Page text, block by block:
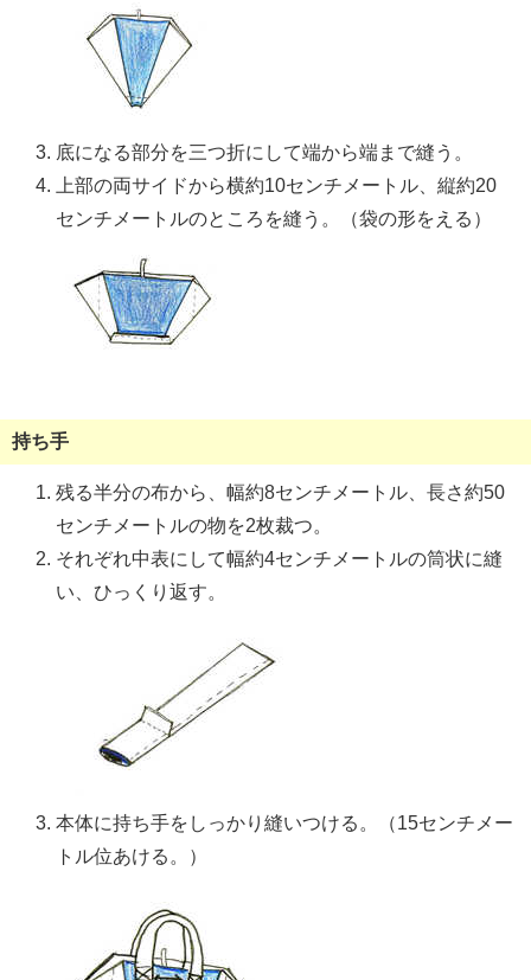
底になる部分を三つ折にして端から端まで縫う。
上部の両サイドから横約10センチメートル、縦約20
センチメートルのところを縫う。（袋の形をえる）
持ち手
残る半分の布から、幅約8センチメートル、長さ約50
センチメートルの物を2枚裁つ。
それぞれ中表にして幅約4センチメートルの筒状に縫
い、ひっくり返す。
本体に持ち手をしっかり縫いつける。（15センチメー
トル位あける。）